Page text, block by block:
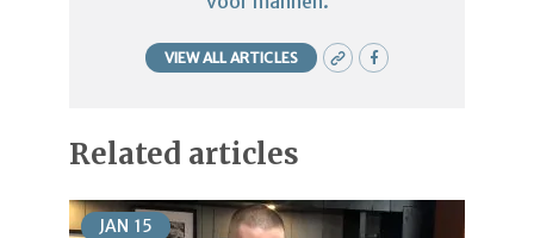
VIEW ALL ARTICLES
Related articles
JAN 15